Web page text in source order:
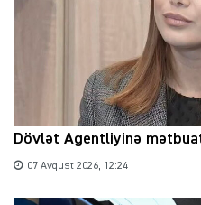
Dövlət Agentliyinə
07 Avqust 2026, 12:24